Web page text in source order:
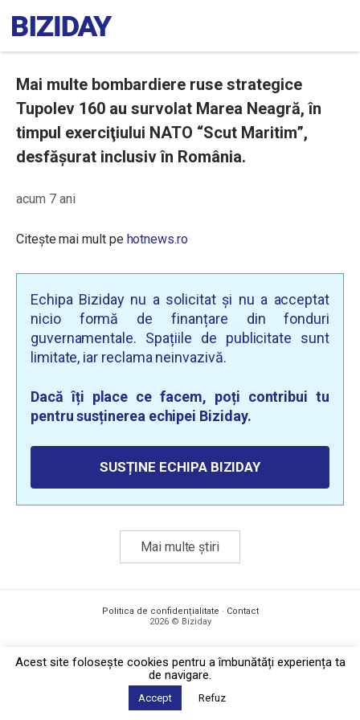
Mai multe bombardiere ruse strategice
Tupolev 160 au survolat Marea Neagră, în
timpul exerciţiului NATO “Scut Maritim”,
desfăşurat inclusiv în România.
acum 7 ani
Citește mai mult pe hotnews.ro
Echipa Biziday nu a solicitat și nu a acceptat
nicio formă de finanțare din fonduri
guvernamentale. Spațiile de publicitate sunt
limitate, iar reclama neinvazivă.
Dacă îți place ce facem, poți contribui tu
pentru susținerea echipei Biziday.
SUSȚINE ECHIPA BIZIDAY
Mai multe știri
Politica de confidențialitate · Contact
2026 © Biziday
Acest site foloseşte cookies pentru a îmbunătăți experiența ta
de navigare.
Accept Refuz